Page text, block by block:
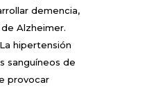
demencia,
Alzheimer.
hipertensión
sanguíneos de
provocar